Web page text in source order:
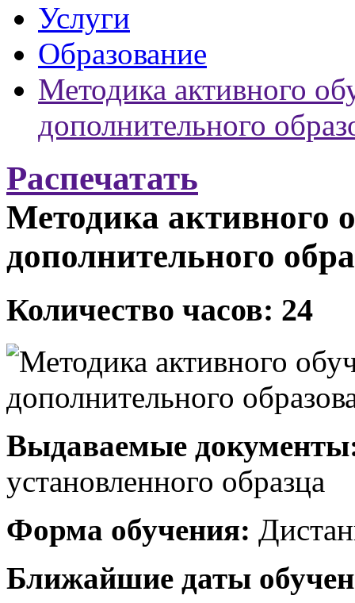
Услуги
Образование
Методика активного
дополнительного
Распечатать
Методика активного
дополнительного
Количество часов: 24
Выдаваемые
установленного образца
Форма обучения:
Ближайшие даты